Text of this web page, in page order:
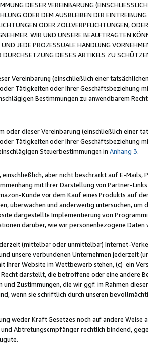
DIESER VEREINBARUNG (EINSCHLIESSLICH
ODER DEM AUSBLEIBEN DER
ODER ZOLLVERPFLICHTUNGEN,
WIR UND UNSERE BEAUFTRAGTEN
JEDE PROZESSUALE HANDLUNG
DIESES ARTIKELS ZU
Vereinbarung (einschließlich einer
Tätigkeiten oder Ihrer Geschäftsbeziehung
Bestimmungen zu anwendbarem
dieser Vereinbarung (einschließlich einer
Tätigkeiten oder Ihrer Geschäftsbeziehung
Steuerbestimmungen in Anhang 3.
aber nicht beschränkt auf E-Mails,
mit Ihrer Darstellung von Partner-
Kunde vor dem Kauf eines Produkts auf
überwachen und anderweitig untersuchen, um
dargestellte Implementierung von
darüber, wie wir personenbezogene Daten
(mittelbar oder unmittelbar) Internet-
unsere verbundenen Unternehmen jederzeit
Website im Wettbewerb stehen, (c) ein
darstellt, die betroffene oder eine andere
Zustimmungen, die wir ggf. im Rahmen
wenn sie schriftlich durch unseren
weder Kraft Gesetzes noch auf andere Weise
Abtretungsempfänger rechtlich bindend,